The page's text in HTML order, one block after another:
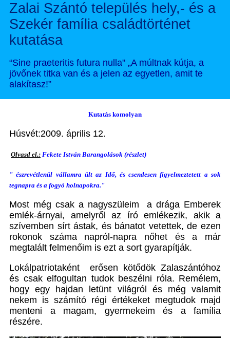
Zalai Szántó település hely,- és a
Szekér família családtörténet
kutatása
“Sine praeteritis futura nulla" „A múltnak kútja, a
jövőnek titka van és a jelen az egyetlen, amit te
alakítasz!”
Kutatás komolyan
Húsvét:2009. április 12.
Olvasd el.: Fekete István Barangolások (részlet)
" észrevétlenül vállamra ült az Idő, és csendesen figyelmeztetett a sok
tegnapra és a fogyó holnapokra."
Most még csak a nagyszüleim a drága Emberek
emlék-árnyai, amelyről az író emlékezik, akik a
szívemben sírt ástak, és bánatot vetettek, de ezen
rokonok száma napról-napra nőhet és a már
megtalált felmenőim is ezt a sort gyarapítják.
Lokálpatriotaként erősen kötődök Zalaszántóhoz
és csak elfogultan tudok beszélni róla. Remélem,
hogy egy hajdan letünt világról és még valamit
nekem is számító régi értékeket megtudok majd
menteni a magam, gyermekeim és a família
részére.